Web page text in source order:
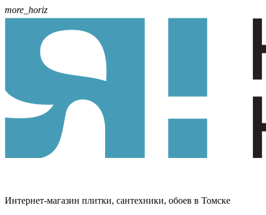
more_horiz
Интернет-магазин плитки, сантехники, обоев в Томске